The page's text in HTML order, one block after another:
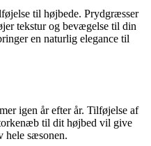
til højbede. Prydgræsser
tekstur og bevægelse til din
en naturlig elegance til
igen år efter år. Tilføjelse af
til dit højbed vil give
hele sæsonen.